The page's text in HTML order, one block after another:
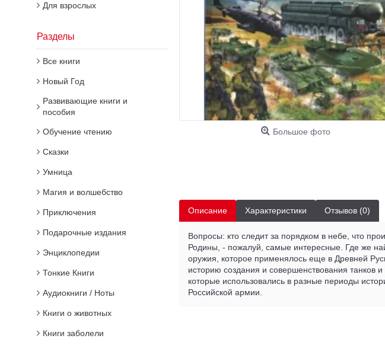
Для взрослых
Разделы
Все книги
Новый Год
Развивающие книги и
пособия
Обучение чтению
Сказки
Умница
Магия и волшебство
Приключения
Подарочные издания
Энциклопедии
Тонкие Книги
Аудиокниги / Ноты
Книги о животных
Книги заболели
Большое фото
Описание Характеристики Отзывов (0)
Вопросы: кто следит за порядком в небе, что
Родины, - пожалуй, самые интересные. Где же
оружия, которое применялось еще в Древней
историю создания и совершенствования танков
которые использовались в разные периоды
Российской армии.